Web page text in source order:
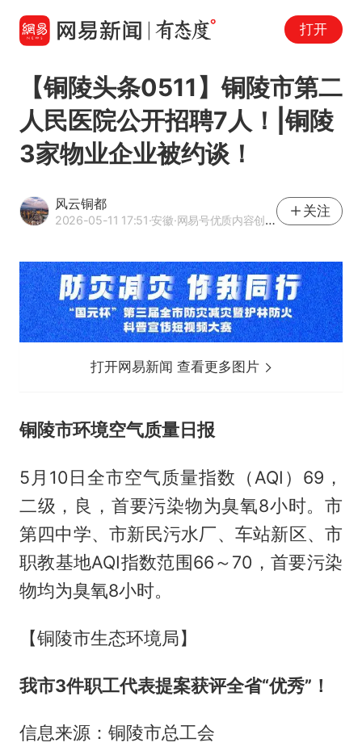
打开
【铜陵头条0511】铜陵市第二
人民医院公开招聘7人！|铜陵
3家物业企业被约谈！
风云铜都
2026-05-11 17:51·安徽·网易号优质内容创作者
关注
打开网易新闻 查看更多图片
铜陵市环境空气质量日报
5月10日全市空气质量指数（AQI）69，
二级，良，首要污染物为臭氧8小时。市
第四中学、市新民污水厂、车站新区、市
职教基地AQI指数范围66～70，首要污染
物均为臭氧8小时。
【铜陵市生态环境局】
我市3件职工代表提案获评全省“优秀”！
信息来源：铜陵市总工会